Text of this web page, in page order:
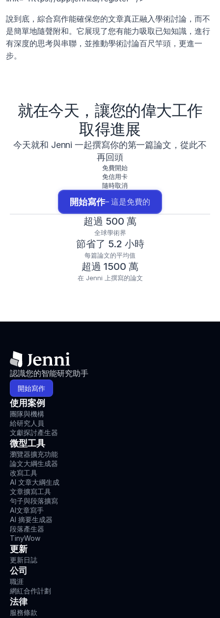
說到底，綜合寫作能確保您的文章真正融入學術討論，而不
是簡單地隨聲附和。它展現了您有能力吸取已知知識，進行
有深度的思考與串聯，並推動學術討論百尺竿頭，更進一
步。
就在今天，讓您的偉大工作
取得進展
今天就和 Jenni 一起撰寫你的第一篇論文，從此不
再回頭
免費開始
免信用卡
隨時取消
開始寫作– 這是免費的
超過 500 萬
全球學術界
節省了 5.2 小時
每篇論文的平均值
超過 1500 萬
在 Jenni 上撰寫的論文
認識您的智能研究助手
開始寫作
使用案例
團隊與機構
給研究人員
文獻探討產生器
微型工具
瀏覽器擴充功能
論文大綱生成器
改寫工具
AI 文章大綱生成
文章擴寫工具
句子與段落擴寫
AI文章寫手
AI 摘要生成器
段落產生器
TinyWow
更新
更新日誌
公司
職涯
網紅合作計劃
法律
服務條款